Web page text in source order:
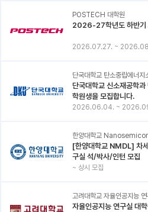
POSTECH 대학원
2026-27학년도 하반기
2026.07.27. ~
단국대학교 탄소중립에너지
단국대학교 신소재공학
학원생을 모집합니다.
2026.06.04. ~
[한양대학교 NMDL] 차
구실 석/박사/인턴 모집
~ 상시 모집
고려대학교 자율인공지능 연
자율인공지능 연구실 대